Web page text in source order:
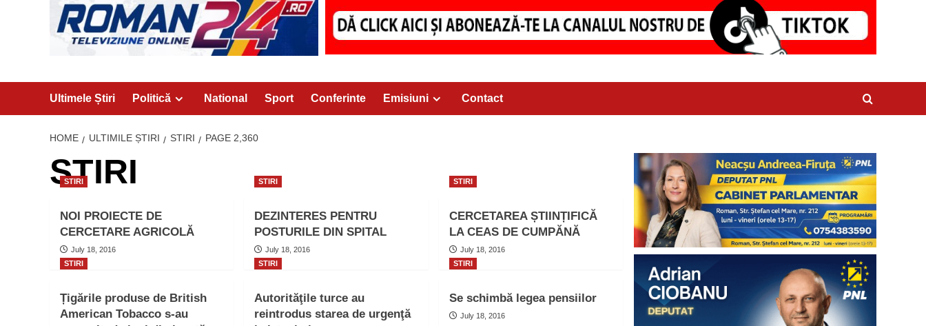
Ultimele Știri Politică National Sport Conferinte Emisiuni Contact
HOME ULTIMILE ȘTIRI STIRI PAGE 2,360
STIRI
STIRI
NOI PROIECTE DE
CERCETARE AGRICOLĂ
July 18, 2016
STIRI
DEZINTERES PENTRU
POSTURILE DIN SPITAL
July 18, 2016
STIRI
CERCETAREA ȘTIINȚIFICĂ
LA CEAS DE CUMPĂNĂ
July 18, 2016
STIRI
Țigările produse de British
American Tobacco s-au
STIRI
Autorităţile turce au
reintrodus starea de urgenţă
STIRI
Se schimbă legea pensiilor
July 18, 2016